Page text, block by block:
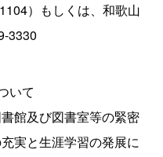
）もしくは、和歌山
3330
いて
館及び図書室等の緊密
実と生涯学習の発展に